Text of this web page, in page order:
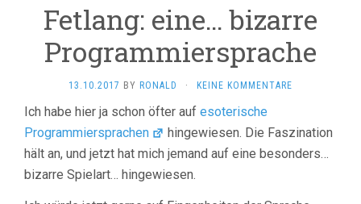
Fetlang: eine… bizarre
Programmiersprache
13.10.2017 BY RONALD · KEINE KOMMENTARE
Ich habe hier ja schon öfter auf esoterische
Programmiersprachen
hingewiesen. Die Faszination
hält an, und jetzt hat mich jemand auf eine besonders…
bizarre Spielart… hingewiesen.